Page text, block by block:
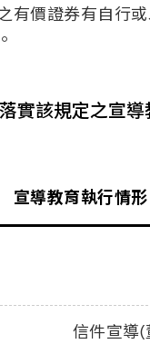
有價證券有自行
實該規定之宣
宣導教育執行情形
信件宣導